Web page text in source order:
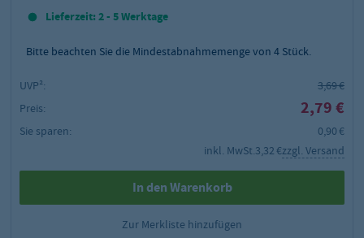
Lieferzeit: 2 - 5 Werktage
Bitte beachten Sie die Mindestabnahmemenge von 4 Stück.
UVP²:
3,69 €
Preis:
2,79 €
Sie sparen:
0,90 €
inkl. MwSt.3,32 €zzgl. Versand
In den Warenkorb
Zur Merkliste hinzufügen